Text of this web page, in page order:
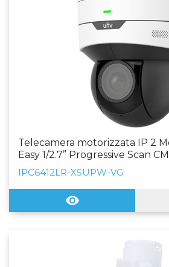
Telecamera motorizzata IP 2
Easy 1/2.7” Progressive Scan
13.5mm (5X) AF IR LED Portata
Software CMS, Smartphone e
IPC6412LR-X5UPW-VG